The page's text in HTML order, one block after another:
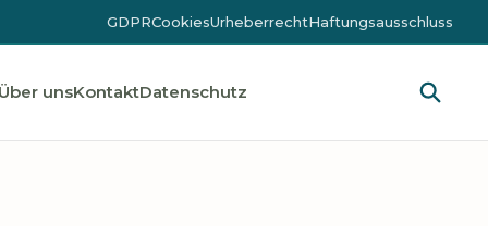
GDPRCookiesUrheberrechtHaftungsausschluss
Über unsKontaktDatenschutz